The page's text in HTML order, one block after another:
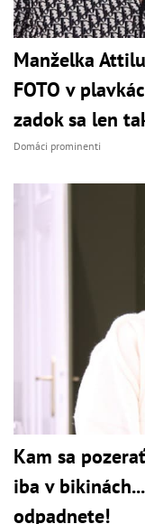
Manželka
FOTO v
zadok sa len
Domáci prominenti
Kam sa
iba v
odpadnete!